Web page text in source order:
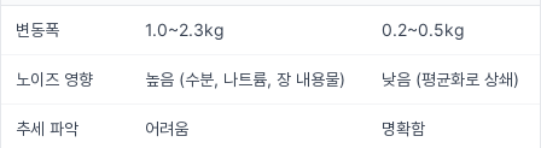
변동폭 1.0~2.3kg 0.2~0.5kg
노이즈 영향 높음 (수분, 나트륨, 장 내용물) 낮음 (평균화로 상쇄)
추세 파악 어려움 명확함